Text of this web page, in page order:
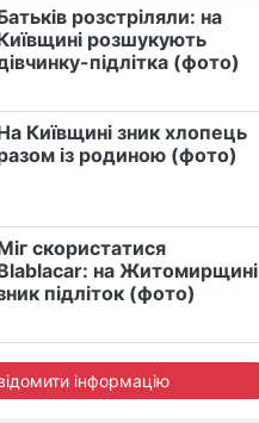
розстріляли: на
розшукують
підлітка (фото)
Київщині зник хлопець
із родиною (фото)
скористатися
на Житомирщині
підліток (фото)
інформацію